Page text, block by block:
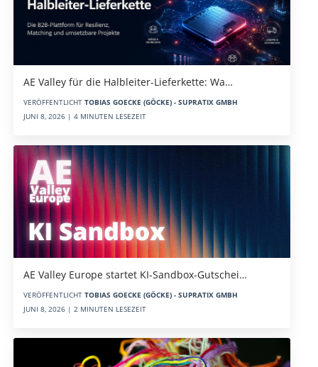
AE Valley für die Halbleiter-Lieferkette: Wa…
VERÖFFENTLICHT TOBIAS GOECKE (GÖCKE) - SUPRATIX GMBH
JUNI 8, 2026 | 4 MINUTEN LESEZEIT
AE Valley Europe startet KI-Sandbox-Gutschei…
VERÖFFENTLICHT TOBIAS GOECKE (GÖCKE) - SUPRATIX GMBH
JUNI 8, 2026 | 2 MINUTEN LESEZEIT